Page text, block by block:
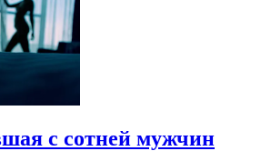
с сотней мужчин